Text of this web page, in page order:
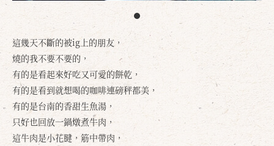
這幾天不斷的被ig上的朋友，
燒的我不要不要的，
有的是看起來好吃又可愛的餅乾，
有的是看到就想喝的咖啡連磅秤都美，
有的是台南的香甜生魚湯，
只好也回放一鍋燉煮牛肉，
這牛肉是小花腱，筋中帶肉，